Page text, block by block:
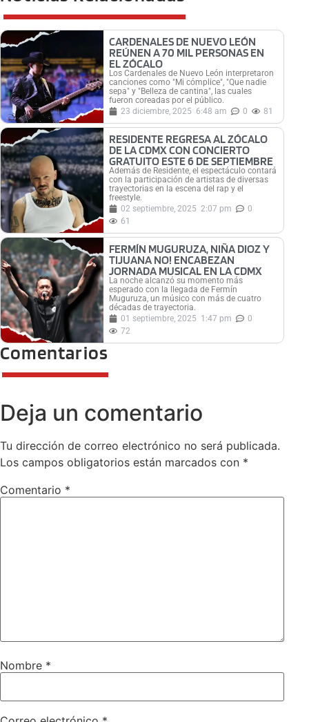
CARDENALES DE NUEVO LEÓN
REÚNEN A 70 MIL PERSONAS EN
EL ZÓCALO
Los Cardenales de Nuevo León interpretaron
canciones como "Mi cómplice", "Que nadie
sepa" y "Belleza de cantina", las cuales
fueron coreadas por el público.
23 diciembre, 2025 6:48 am 0 81
RESIDENTE REGRESA AL ZÓCALO
DE LA CDMX CON CONCIERTO
GRATUITO ESTE 6 DE SEPTIEMBRE
Además de Residente, el espectáculo contará
con la participación de artistas de diversas
trayectorias en la escena del rap y el
freestyle.
02 septiembre, 2025 2:07 pm
0
61
FERMÍN MUGURUZA, NIÑA DIOZ Y
TIJUANA NO! ENCABEZAN
JORNADA MUSICAL EN LA CDMX
La noche alcanzó su momento más
esperado con la llegada de Fermín
Muguruza, un músico con más de cuatro
décadas de trayectoria.
01 septiembre, 2025 1:47 pm
0
72
Comentarios
Deja un comentario
Tu dirección de correo electrónico no será publicada.
Los campos obligatorios están marcados con *
Comentario *
Nombre *